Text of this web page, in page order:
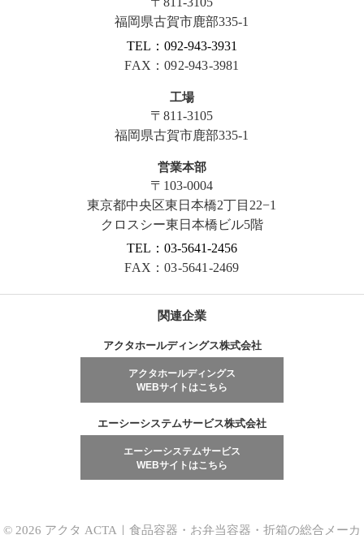
福岡県古賀市鹿部335-1
TEL：092-943-3931
FAX：092-943-3981
工場
〒811-3105
福岡県古賀市鹿部335-1
営業本部
〒103-0004
東京都中央区東日本橋2丁目22−1
クロスシー東日本橋ビル5階
TEL：03-5641-2456
FAX：03-5641-2469
関連企業
アクタホールディングス株式会社
アクタホールディングス
WEBサイトはこちら
エーシーシステムサービス株式会社
エーシーシステムサービス
WEBサイトはこちら
© 2026 アクタ ACTA｜食品容器・お弁当容器・折箱の総合メーカ